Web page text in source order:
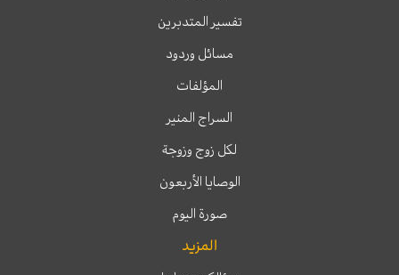
تفسير المتدبرين
مسائل وردود
المؤلفات
السراج المنير
لكل زوج وزوجة
الوصايا الأربعون
صورة اليوم
المزيد